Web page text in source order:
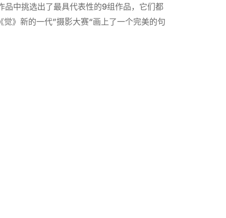
中挑选出了最具代表性的9组作品，它们都
》新的一代”摄影大赛“画上了一个完美的句